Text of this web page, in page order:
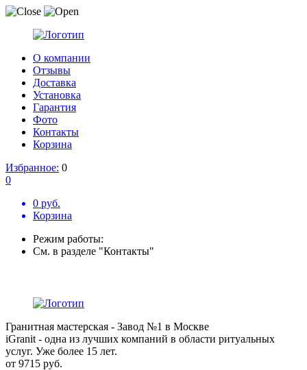
О компании
Отзывы
Доставка
Установка
Гарантия
Фото
Контакты
Корзина
Избранное: 0
0
0 руб.
Корзина
Режим работы:
См. в разделе "Контакты"
Гранитная мастерская - Завод №1 в Москве
iGranit - одна из лучших компаний в области ритуальных
услуг. Уже более 15 лет.
от 9715 руб.